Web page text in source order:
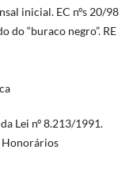
inicial. EC nºs 20/98
do “buraco negro”. RE
Lei nº 8.213/1991.
Honorários